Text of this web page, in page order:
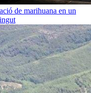
de marihuana en un